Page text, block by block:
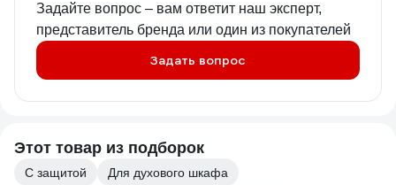
Задайте вопрос – вам ответит наш эксперт,
представитель бренда или один из покупателей
Задать вопрос
Этот товар из подборок
С защитой
Для духового шкафа